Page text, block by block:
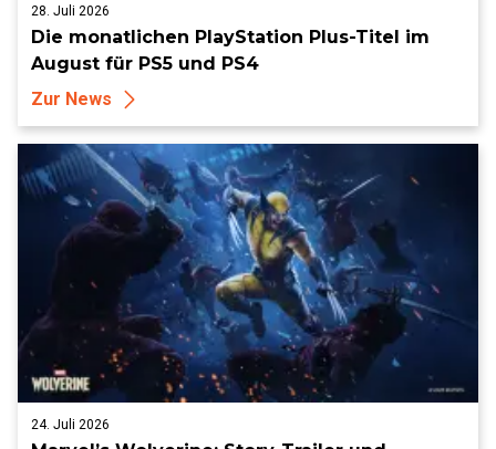
28. Juli 2026
Die monatlichen PlayStation Plus-Titel im
August für PS5 und PS4
Zur News
24. Juli 2026